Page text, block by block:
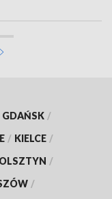
GDAŃSK /
/ KIELCE /
OLSZTYN /
/